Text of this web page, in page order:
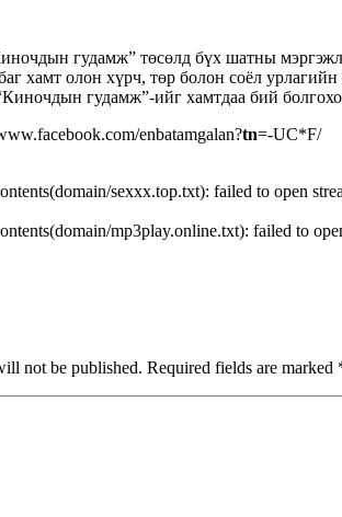
гудамж” төсөлд бүх шатны
хамт олон хүрч, төр болон соёл
гудамж”-ийг хамтдаа бий
enbatamgalan?tn=-UC*F/
sexxx.top.txt): failed to open
mp3play.online.txt): failed to
not be published. Required fields are marked